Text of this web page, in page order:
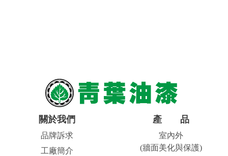
關於我們
品牌訴求
工廠簡介
產品
室內外
(牆面美化與保護)